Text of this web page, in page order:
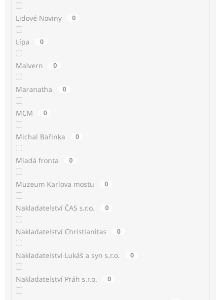
Lidové Noviny 0
Lípa 0
Malvern 0
Maranatha 0
MCM 0
Michal Bařinka 0
Mladá fronta 0
Muzeum Karlova mostu 0
Nakladatelství ČAS s.r.o. 0
Nakladatelství Christianitas 0
Nakladatelství Lukáš a syn s.r.o. 0
Nakladatelství Práh s.r.o. 0